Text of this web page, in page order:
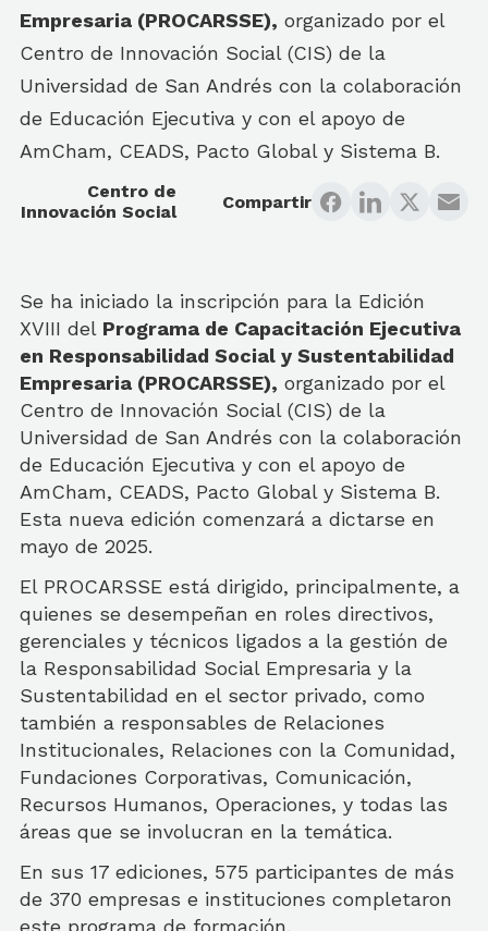
Empresaria (PROCARSSE), organizado por el
Centro de Innovación Social (CIS) de la
Universidad de San Andrés con la colaboración
de Educación Ejecutiva y con el apoyo de
AmCham, CEADS, Pacto Global y Sistema B.
Centro de
Innovación Social
Compartir
Se ha iniciado la inscripción para la Edición
XVIII del Programa de Capacitación Ejecutiva
en Responsabilidad Social y Sustentabilidad
Empresaria (PROCARSSE), organizado por el
Centro de Innovación Social (CIS) de la
Universidad de San Andrés con la colaboración
de Educación Ejecutiva y con el apoyo de
AmCham, CEADS, Pacto Global y Sistema B.
Esta nueva edición comenzará a dictarse en
mayo de 2025.
El PROCARSSE está dirigido, principalmente, a
quienes se desempeñan en roles directivos,
gerenciales y técnicos ligados a la gestión de
la Responsabilidad Social Empresaria y la
Sustentabilidad en el sector privado, como
también a responsables de Relaciones
Institucionales, Relaciones con la Comunidad,
Fundaciones Corporativas, Comunicación,
Recursos Humanos, Operaciones, y todas las
áreas que se involucran en la temática.
En sus 17 ediciones, 575 participantes de más
de 370 empresas e instituciones completaron
este programa de formación.